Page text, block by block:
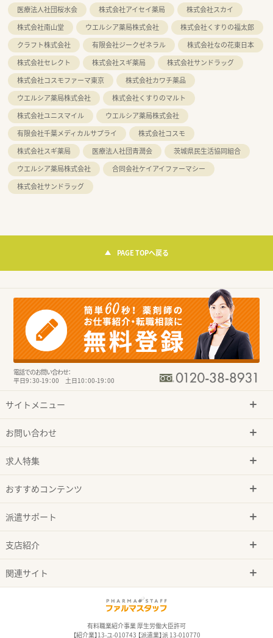
医療法人社団桜水会 株式会社アイセイ薬局
株式会社スカイ
株式会社南山堂
ウエルシア薬局株式会社
株式会社くすりの福太郎
クラフト株式会社
有限会社ジークゼネラル
株式会社なの花東日本
株式会社セレクト
株式会社スギ薬局
株式会社サンドラッグ
株式会社コスモファーマ東京
株式会社カワチ薬品
ウエルシア薬局株式会社
株式会社くすりのマルト
株式会社ユニスマイル
ウエルシア薬局株式会社
有限会社千葉メディカルサプライ
株式会社コスモ
株式会社スギ薬局
医療法人社団青潤会
茨城県民生活協同組合
ウエルシア薬局株式会社
合同会社ケイアイファーマシー
株式会社サンドラッグ
PAGE TOPへ戻る
電話でのお問い合わせ：
平日9：30-19：00 土日10：00-19：00
サイトメニュー
お問い合わせ
求人特集
おすすめコンテンツ
派遣サポート
支店紹介
関連サイト
有料職業紹介事業 厚生労働大臣許可
【紹介業】13-ユ-010743 【派遣業】派 13-010770